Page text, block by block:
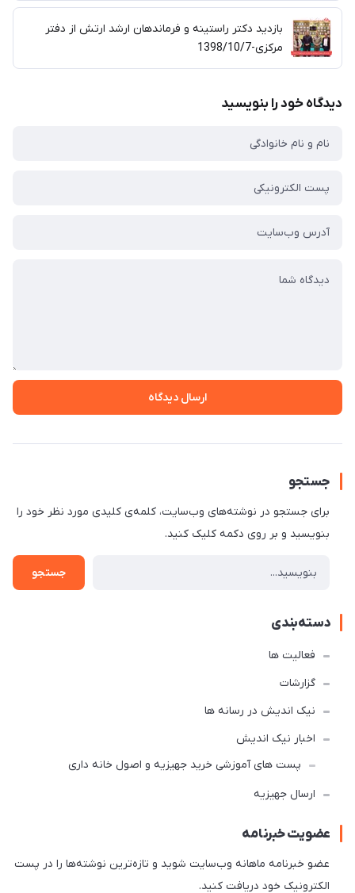
بازدید دکتر راستینه و فرماندهان ارشد ارتش از دفتر
مرکزی-1398/10/7
دیدگاه خود را بنویسید
ارسال دیدگاه
جستجو
برای جستجو در نوشته‌های وب‌سایت، کلمه‌ی کلیدی مورد نظر خود را
بنویسید و بر روی دکمه کلیک کنید.
جستجو
دسته‌بندی
فعالیت ها
گزارشات
نیک اندیش در رسانه ها
اخبار نیک اندیش
پست های آموزشی خرید جهیزیه و اصول خانه داری
ارسال جهیزیه
عضویت خبرنامه
عضو خبرنامه ماهانه وب‌سایت شوید و تازه‌ترین نوشته‌ها را در پست
الکترونیک خود دریافت کنید.